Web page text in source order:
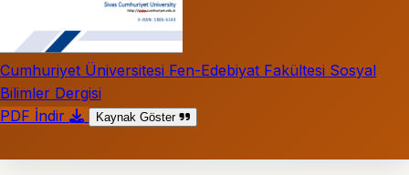
Cumhuriyet Üniversitesi Fen-Edebiyat Fakültesi Sosyal
Bilimler Dergisi
PDF İndir
Kaynak Göster